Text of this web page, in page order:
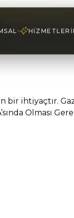
bir ihtiyaçtır.
Olması